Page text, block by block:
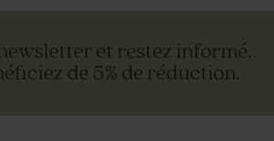
et restez informé.
de 5% de réduction.